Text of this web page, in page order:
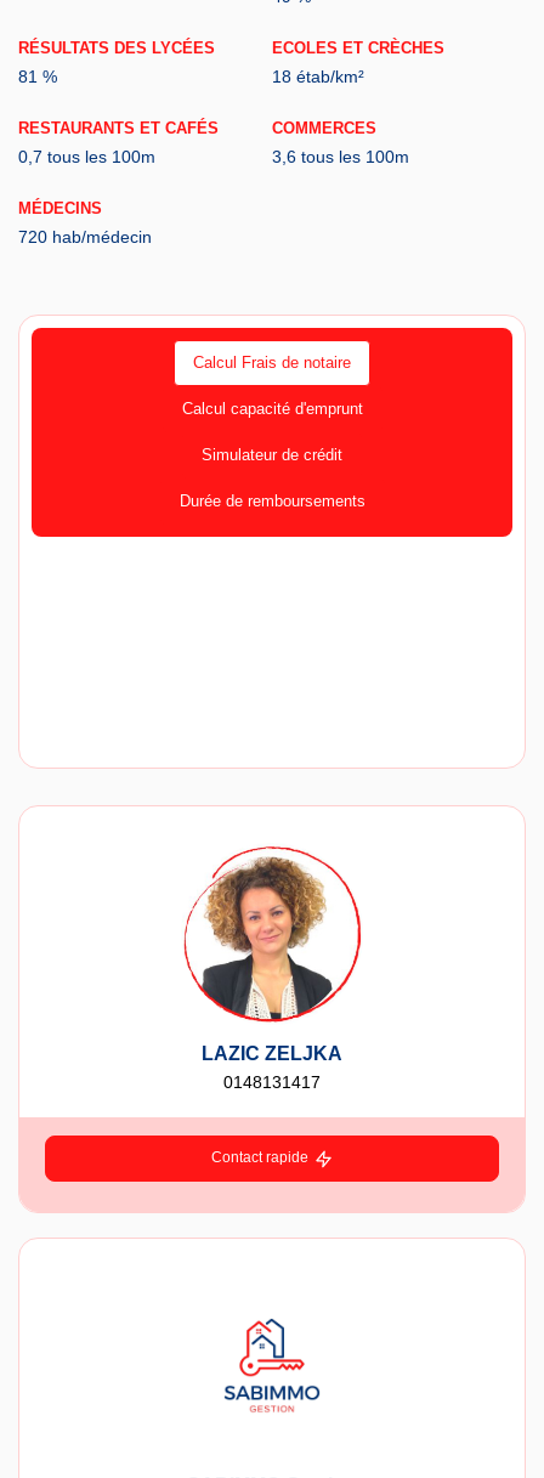
RÉSULTATS DES LYCÉES
81 %
ECOLES ET CRÈCHES
18 étab/km²
RESTAURANTS ET CAFÉS
0,7 tous les 100m
COMMERCES
3,6 tous les 100m
MÉDECINS
720 hab/médecin
Calcul Frais de notaire
Calcul capacité d'emprunt
Simulateur de crédit
Durée de remboursements
LAZIC ZELJKA
0148131417
Contact rapide